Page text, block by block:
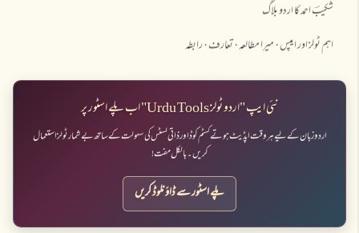
شکیبؔ احمد کا اردو بلاگ
اہم ٹولز اور ایپس میرا مطالعہ تعارف رابطہ
نئی ایپ "اردو ٹولز Urdu Tools" اب پلے اسٹور پر
اردو زبان کے لیے ہر وقت اپڈیٹ ہوتے کسٹم کوڈ اور ذاتی لسٹس کی سہولت کے ساتھ بے شمار ٹولز استعمال
کریں۔ بالکل مفت!
پلے اسٹور سے ڈاؤنلوڈ کریں